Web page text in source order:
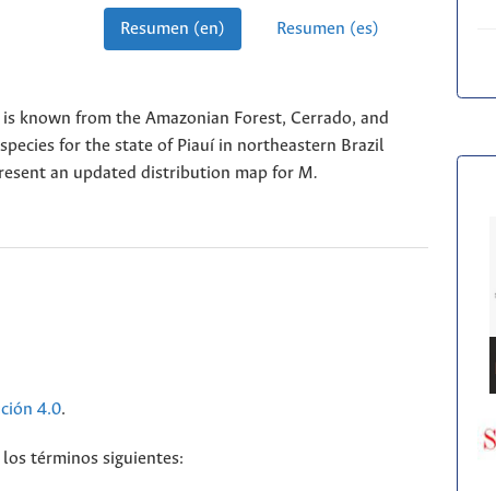
Resumen (en) Resumen (es)
known from the Amazonian Forest, Cerrado, and
for the state of Piauí in northeastern Brazil
an updated distribution map for M.
4.0.
términos siguientes: